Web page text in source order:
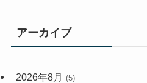
(33)
アーカイブ
2026年8月 (5)